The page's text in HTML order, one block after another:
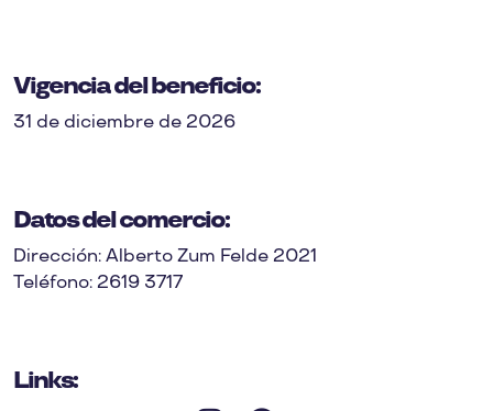
Vigencia del beneficio:
31 de diciembre de 2026
Datos del comercio:
Dirección: Alberto Zum Felde 2021
Teléfono: 2619 3717
Links: